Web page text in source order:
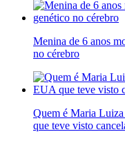
Menina de 6 anos
no cérebro
Quem é Maria
que teve visto